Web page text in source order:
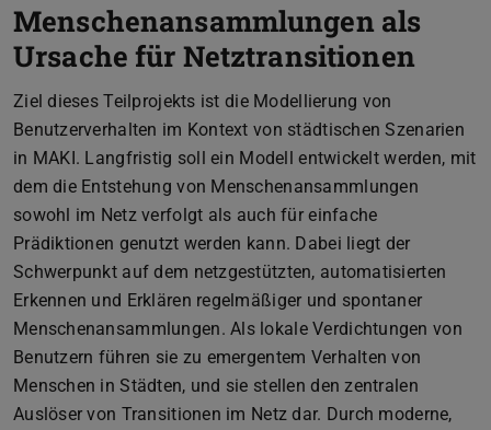
Menschenansammlungen als
Ursache für Netztransitionen
Ziel dieses Teilprojekts ist die Modellierung von
Benutzerverhalten im Kontext von städtischen Szenarien
in MAKI. Langfristig soll ein Modell entwickelt werden, mit
dem die Entstehung von Menschenansammlungen
sowohl im Netz verfolgt als auch für einfache
Prädiktionen genutzt werden kann. Dabei liegt der
Schwerpunkt auf dem netzgestützten, automatisierten
Erkennen und Erklären regelmäßiger und spontaner
Menschenansammlungen. Als lokale Verdichtungen von
Benutzern führen sie zu emergentem Verhalten von
Menschen in Städten, und sie stellen den zentralen
Auslöser von Transitionen im Netz dar. Durch moderne,